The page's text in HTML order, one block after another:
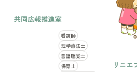
共同広報推進室
看護師
理学療法士
言語聴覚士
保育士
リニエ